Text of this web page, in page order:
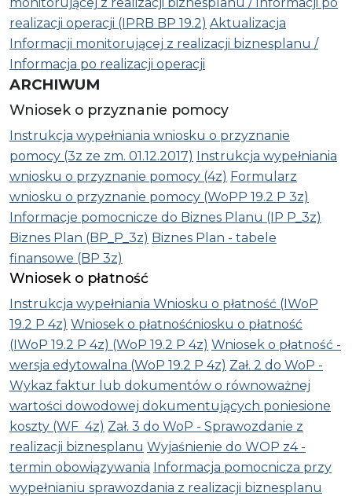
realizacji operacji (IPRB BP 19.2) Aktualizacja
Informacji monitorującej z realizacji biznesplanu /
Informacja po realizacji operacji
ARCHIWUM
Wniosek o przyznanie pomocy
Instrukcja wypełniania wniosku o przyznanie
pomocy (3z ze zm. 01.12.2017) Instrukcja wypełniania
wniosku o przyznanie pomocy (4z) Formularz
wniosku o przyznanie pomocy (WoPP 19.2 P 3z)
Informacje pomocnicze do Biznes Planu (IP P_3z)
Biznes Plan (BP_P_3z) Biznes Plan - tabele
finansowe (BP 3z)
Wniosek o płatność
Instrukcja wypełniania Wniosku o płatność (IWoP
19.2 P 4z) Wniosek o płatnośćniosku o płatność
(IWoP 19.2 P 4z) (WoP 19.2 P 4z) Wniosek o płatność -
wersja edytowalna (WoP 19.2 P 4z) Zał. 2 do WoP -
Wykaz faktur lub dokumentów o równoważnej
wartości dowodowej dokumentujących poniesione
koszty (WF 4z) Zał. 3 do WoP - Sprawozdanie z
realizacji biznesplanu Wyjaśnienie do WOP z4 -
termin obowiązywania Informacja pomocnicza przy
wypełnianiu sprawozdania z realizacji biznesplanu